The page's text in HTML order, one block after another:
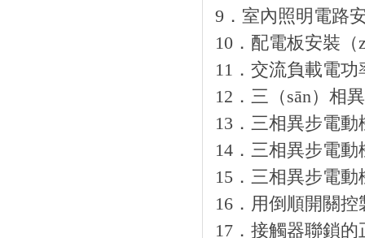
9．室內照明電路
10．配電板安裝（
11．交流負載電功
12．三（sān）相
13．三相異步電
14．三相異步電
15．三相異步電
16．用倒順開關
17．接觸器聯鎖